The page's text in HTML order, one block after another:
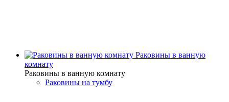
Раковины в ванную
комнату
Раковины в ванную комнату
Раковины на тумбу